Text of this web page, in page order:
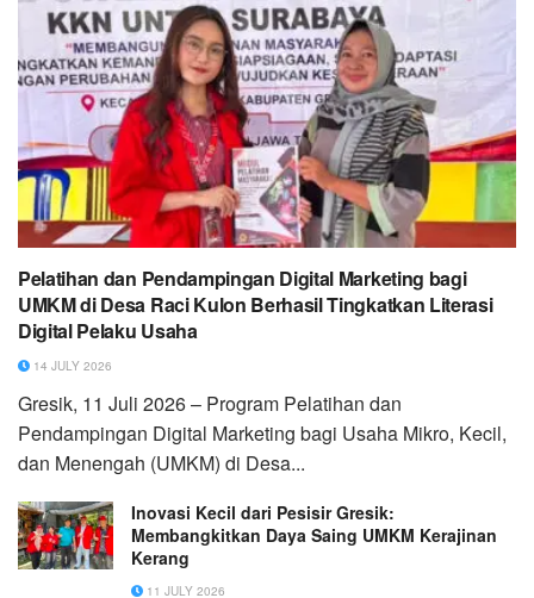
Pelatihan dan Pendampingan Digital Marketing bagi
UMKM di Desa Raci Kulon Berhasil Tingkatkan Literasi
Digital Pelaku Usaha
14 JULY 2026
Gresik, 11 Juli 2026 – Program Pelatihan dan
Pendampingan Digital Marketing bagi Usaha Mikro, Kecil,
dan Menengah (UMKM) di Desa...
Inovasi Kecil dari Pesisir Gresik:
Membangkitkan Daya Saing UMKM Kerajinan
Kerang
11 JULY 2026